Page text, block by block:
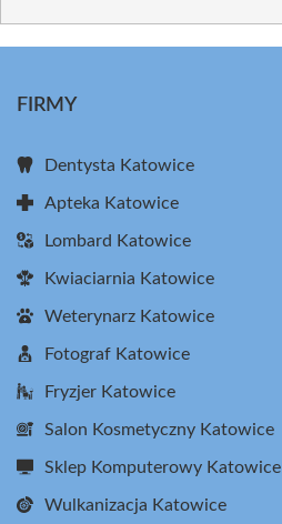
FIRMY
Dentysta Katowice
Apteka Katowice
Lombard Katowice
Kwiaciarnia Katowice
Weterynarz Katowice
Fotograf Katowice
Fryzjer Katowice
Salon Kosmetyczny Katowice
Sklep Komputerowy Katowice
Wulkanizacja Katowice